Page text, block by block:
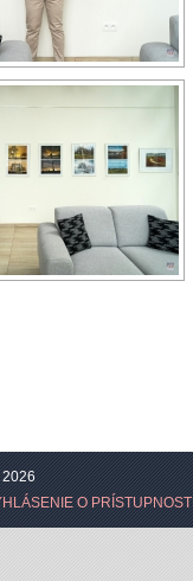
2026
O PRÍSTUPNOSTI